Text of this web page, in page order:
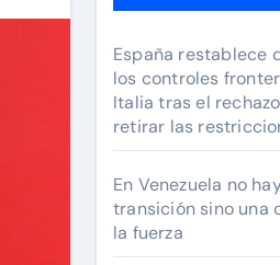
España restablece
los controles
Italia tras el
retirar las
En Venezuela no
transición sino una
la fuerza